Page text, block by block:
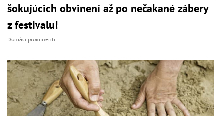
šokujúcich obvinení až po nečakané zábery
z festivalu!
Domáci prominenti